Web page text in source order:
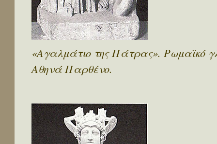
«Αγαλμάτιο της Πάτρας». Ρωμαϊκό
Αθηνά Παρθένο.